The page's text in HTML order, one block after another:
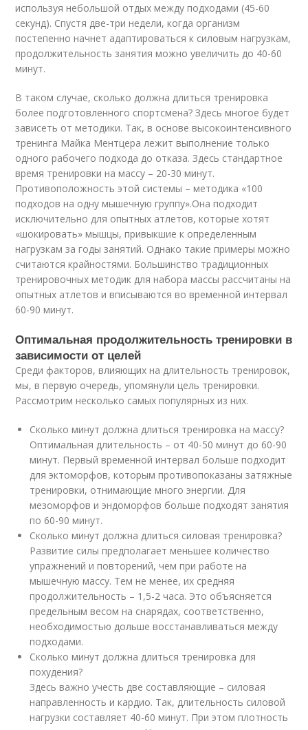
используя небольшой отдых между подходами (45-60
секунд). Спустя две-три недели, когда организм
постепенно начнет адаптироваться к силовым нагрузкам,
продолжительность занятия можно увеличить до 40-60
минут.
В таком случае, сколько должна длиться тренировка
более подготовленного спортсмена? Здесь многое будет
зависеть от методики. Так, в основе высокоинтенсивного
тренинга Майка Ментцера лежит выполнение только
одного рабочего подхода до отказа. Здесь стандартное
время тренировки на массу – 20-30 минут.
Противоположность этой системы – методика «100
подходов на одну мышечную группу».Она подходит
исключительно для опытных атлетов, которые хотят
«шокировать» мышцы, привыкшие к определенным
нагрузкам за годы занятий. Однако такие примеры можно
считаются крайностями. Большинство традиционных
тренировочных методик для набора массы рассчитаны на
опытных атлетов и вписываются во временной интервал
60-90 минут.
Оптимальная продолжительность тренировки в
зависимости от целей
Среди факторов, влияющих на длительность тренировок,
мы, в первую очередь, упомянули цель тренировки.
Рассмотрим несколько самых популярных из них.
Сколько минут должна длиться тренировка на массу?
Оптимальная длительность – от 40-50 минут до 60-90
минут. Первый временной интервал больше подходит
для эктоморфов, которым противопоказаны затяжные
тренировки, отнимающие много энергии. Для
мезоморфов и эндоморфов больше подходят занятия
по 60-90 минут.
Сколько минут должна длиться силовая тренировка?
Развитие силы предполагает меньшее количество
упражнений и повторений, чем при работе на
мышечную массу. Тем не менее, их средняя
продолжительность – 1,5-2 часа. Это объясняется
предельным весом на снарядах, соответственно,
необходимостью дольше восстанавливаться между
подходами.
Сколько минут должна длиться тренировка для
похудения?
Здесь важно учесть две составляющие – силовая
направленность и кардио. Так, длительность силовой
нагрузки составляет 40-60 минут. При этом плотность